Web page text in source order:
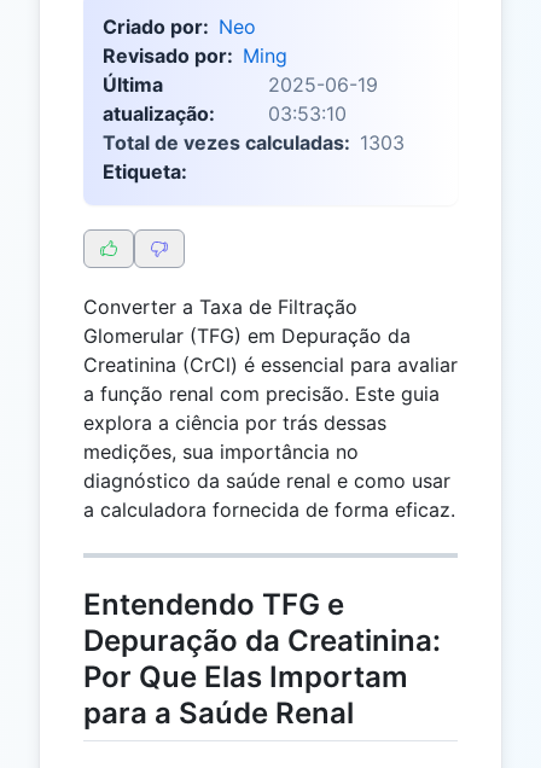
Criado por: Neo
Revisado por: Ming
Última
atualização:
2025-06-19
03:53:10
Total de vezes calculadas: 1303
Etiqueta:
Converter a Taxa de Filtração
Glomerular (TFG) em Depuração da
Creatinina (CrCl) é essencial para avaliar
a função renal com precisão. Este guia
explora a ciência por trás dessas
medições, sua importância no
diagnóstico da saúde renal e como usar
a calculadora fornecida de forma eficaz.
Entendendo TFG e
Depuração da Creatinina:
Por Que Elas Importam
para a Saúde Renal